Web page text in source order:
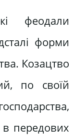
феодали
форми
Козацтво
по своїй
передових